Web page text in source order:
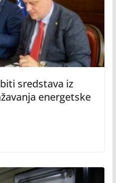
sredstava iz
energetske